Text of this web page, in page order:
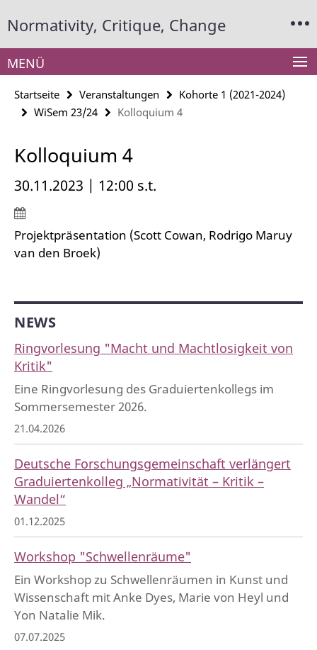
direkt
Inhalt
Normativity, Critique, Change
Service-
Navigation
MENÜ
Startseite Veranstaltungen
Kohorte 1 (2021-2024)
WiSem 23/24
Kolloquium 4
Kolloquium 4
30.11.2023 | 12:00 s.t.
Projektpräsentation (Scott Cowan, Rodrigo Maruy
van den Broek)
NEWS
Ringvorlesung "Macht und Machtlosigkeit von
Kritik"
Eine Ringvorlesung des Graduiertenkollegs im
Sommersemester 2026.
21.04.2026
Deutsche Forschungsgemeinschaft verlängert
Graduiertenkolleg „Normativität – Kritik –
Wandel“
01.12.2025
Workshop "Schwellenräume"
Ein Workshop zu Schwellenräumen in Kunst und
Wissenschaft mit Anke Dyes, Marie von Heyl und
Yon Natalie Mik.
07.07.2025